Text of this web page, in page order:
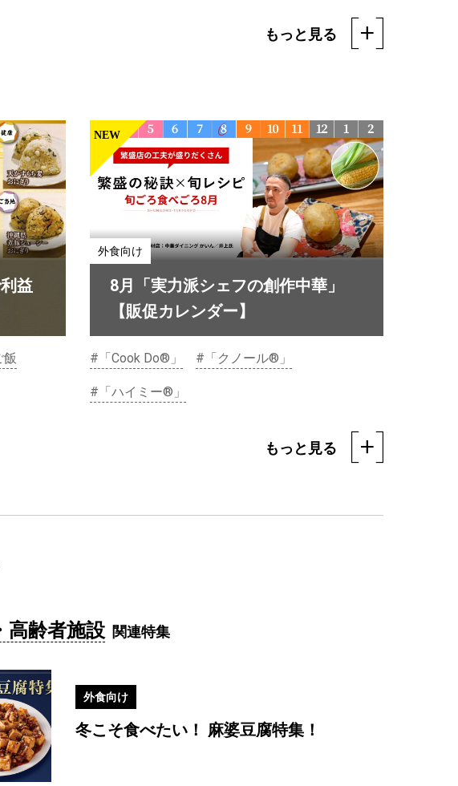
終わ
、も
外食向け
夏の即戦力シリーズ 忙しくてもさ
っと出せる！シン中華
#「Cook Do®」
もっと見る
益
飯
外食向け
8月「実力派シェフの創作中華」
【販促カレンダー】
NEW
#「Cook Do®」 #「クノール®」
#「ハイミー®」
【販促カレンダー】
#「味の素Ⓢ®」
もっと見る
高齢者施設 関連特集
外食向け
冬こそ食べたい！ 麻婆豆腐特集！